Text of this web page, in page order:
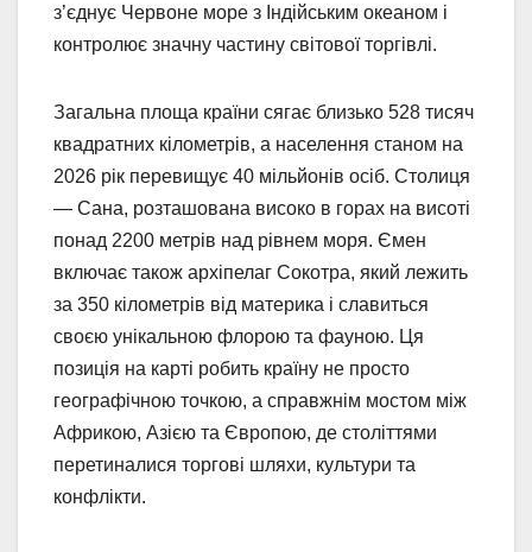
з’єднує Червоне море з Індійським океаном і
контролює значну частину світової торгівлі.
Загальна площа країни сягає близько 528 тисяч
квадратних кілометрів, а населення станом на
2026 рік перевищує 40 мільйонів осіб. Столиця
— Сана, розташована високо в горах на висоті
понад 2200 метрів над рівнем моря. Ємен
включає також архіпелаг Сокотра, який лежить
за 350 кілометрів від материка і славиться
своєю унікальною флорою та фауною. Ця
позиція на карті робить країну не просто
географічною точкою, а справжнім мостом між
Африкою, Азією та Європою, де століттями
перетиналися торгові шляхи, культури та
конфлікти.